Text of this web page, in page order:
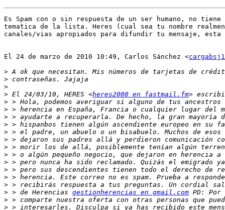
Es Spam con o sin respuesta de un ser humano, no
tematica de la lista. Heres (cual sea tu nombre
canales/vias apropiados para difundir tu mensaje,
El 24 de marzo de 2010 10:49, Carlos Sánchez <
>
>
>
> El 24/03/10, HERES <heres2000 en fastmail.fm
>
>
>
>
>
>
>
>
>
>
>
>
> > de Herencias gestionherencias en gmail.com
>
>